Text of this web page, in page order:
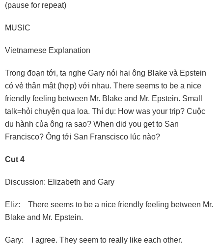
(pause for repeat)
MUSIC
Vietnamese Explanation
Trong đoạn tới, ta nghe Gary nói hai ông Blake và Epstein
có vẻ thân mật (hợp) với nhau. There seems to be a nice
friendly feeling between Mr. Blake and Mr. Epstein. Small
talk=hỏi chuyện qua loa. Thí dụ: How was your trip? Cuộc
du hành của ông ra sao? When did you get to San
Francisco? Ông tới San Franscisco lúc nào?
Cut 4
Discussion: Elizabeth and Gary
Eliz: There seems to be a nice friendly feeling between Mr.
Blake and Mr. Epstein.
Gary: I agree. They seem to really like each other.